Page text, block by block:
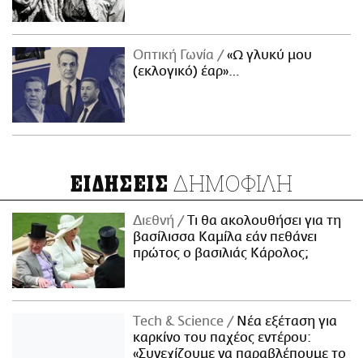
Οπτική Γωνία
«Ω γλυκύ μου
(εκλογικό) έαρ»…
ΕΙΔΗΣΕΙΣ ΔΗΜΟΦΙΛΗ
Διεθνή
Τι θα ακολουθήσει για τη
βασίλισσα Καμίλα εάν πεθάνει
πρώτος ο βασιλιάς Κάρολος;
Τech & Science
Νέα εξέταση για
καρκίνο του παχέος εντέρου:
«Συνεχίζουμε να παραβλέπουμε το